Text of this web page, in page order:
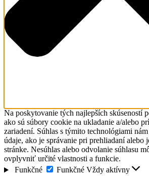
Na poskytovanie tých najlepších skúseností
ako sú súbory cookie na ukladanie a/alebo
zariadení. Súhlas s týmito technológiami
údaje, ako je správanie pri prehliadaní alebo
stránke. Nesúhlas alebo odvolanie súhlasu
ovplyvniť určité vlastnosti a funkcie.
Funkčné
Funkčné Vždy aktívny